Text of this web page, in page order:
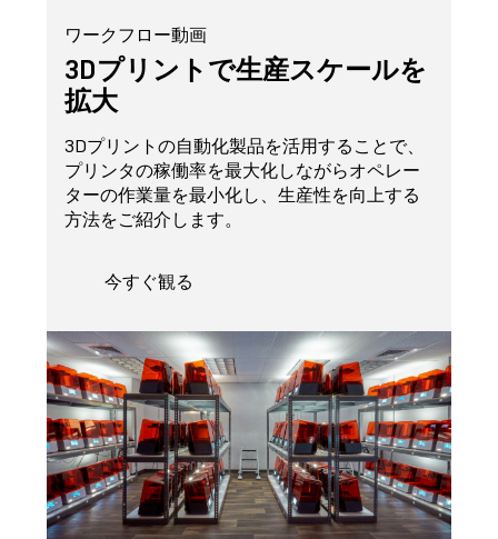
ワークフロー動画
3Dプリントで生産スケールを
拡大
3Dプリントの自動化製品を活用することで、
プリンタの稼働率を最大化しながらオペレー
ターの作業量を最小化し、生産性を向上する
方法をご紹介します。
今すぐ観る